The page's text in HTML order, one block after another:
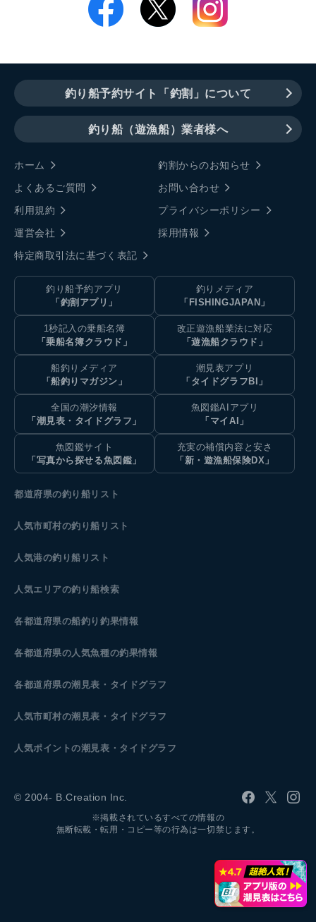
釣り船予約サイト「釣割」について
釣り船（遊漁船）業者様へ
ホーム
釣割からのお知らせ
よくあるご質問
お問い合わせ
利用規約
プライバシーポリシー
運営会社
採用情報
特定商取引法に基づく表記
釣り船予約アプリ
「釣割アプリ」
釣りメディア
「FISHINGJAPAN」
1秒記入の乗船名簿
「乗船名簿クラウド」
改正遊漁船業法に対応
「遊漁船クラウド」
船釣りメディア
「船釣りマガジン」
潮見表アプリ
「タイドグラフBI」
全国の潮汐情報
「潮見表・タイドグラフ」
魚図鑑AIアプリ
「マイAI」
魚図鑑サイト
「写真から探せる魚図鑑」
充実の補償内容と安さ
「新・遊漁船保険DX」
都道府県の釣り船リスト
人気市町村の釣り船リスト
人気港の釣り船リスト
人気エリアの釣り船検索
各都道府県の船釣り釣果情報
各都道府県の人気魚種の釣果情報
各都道府県の潮見表 ・タイドグラフ
人気市町村の潮見表・タイドグラフ
人気ポイントの潮見表・タイドグラフ
© 2004- B.Creation Inc.
※掲載されているすべての情報の
無断転載・転用・コピー等の行為は一切禁じます。